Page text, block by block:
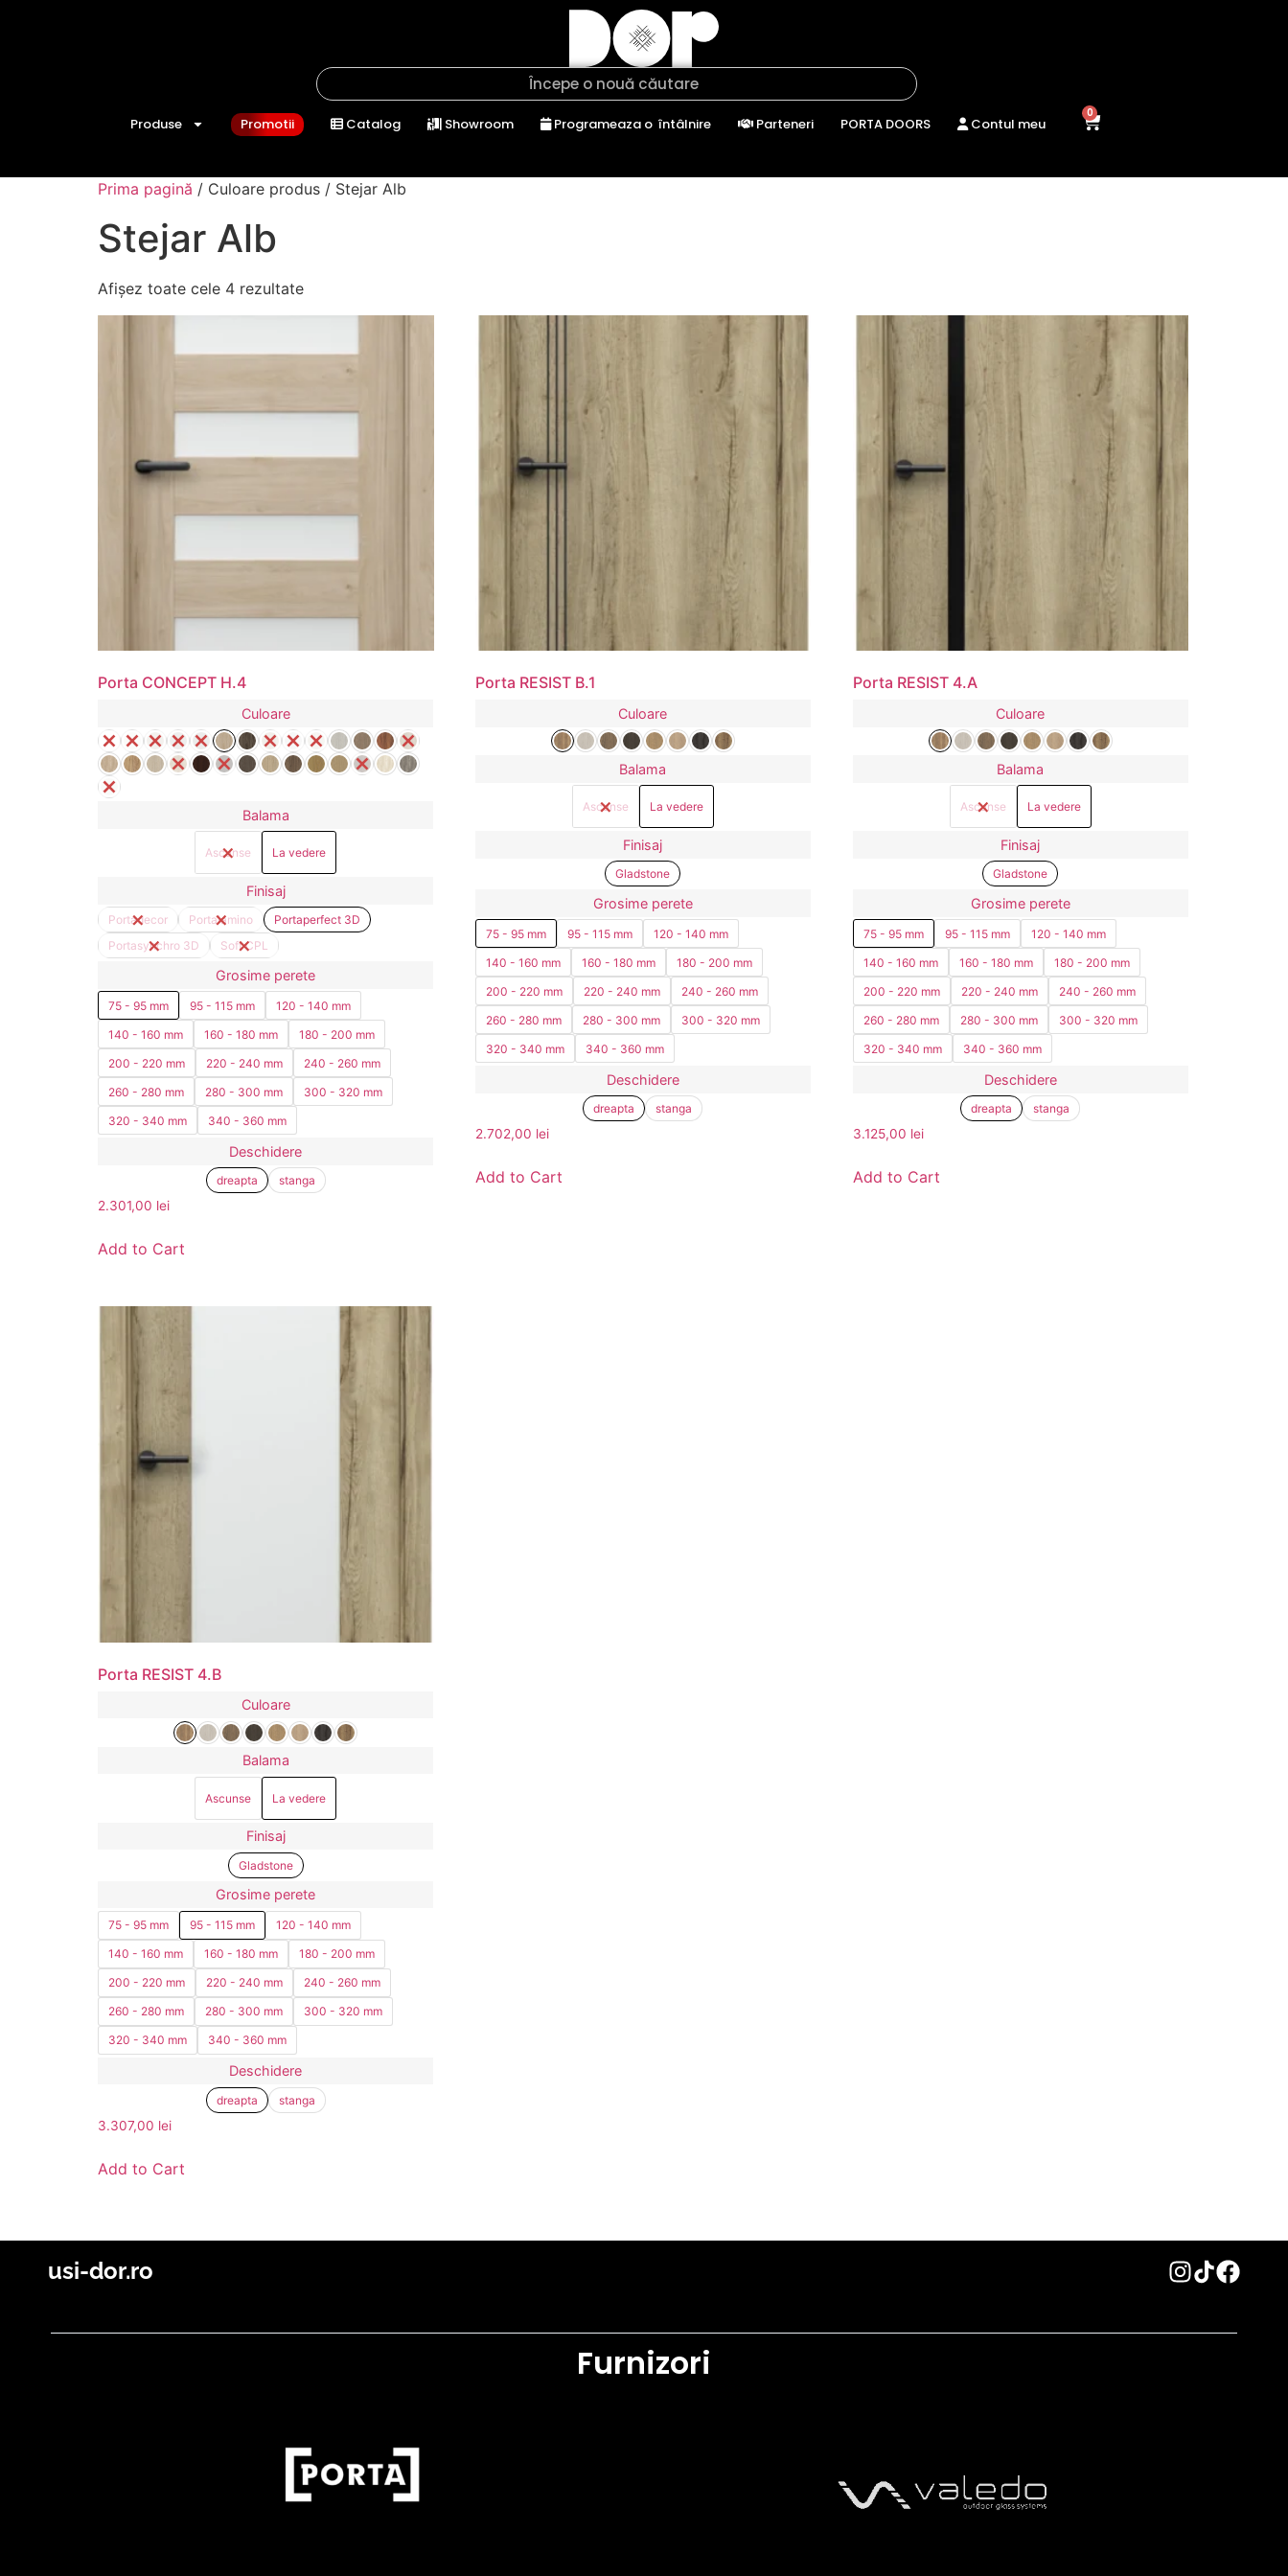
Produse Promotii Catalog Showroom Programeaza o întâlnire Parteneri PORTA DOORS Contul meu
0
Prima pagină / Culoare produs / Stejar Alb
Stejar Alb
Afișez toate cele 4 rezultate
Porta CONCEPT H.4
Culoare
Balama
Ascunse La vedere
Finisaj
Portadecor Portalamino
Portaperfect 3D
Portasynchro 3D
Soft CPL
Grosime perete
75 - 95 mm 95 - 115 mm
120 - 140 mm
140 - 160 mm
160 - 180 mm
180 - 200 mm
200 - 220 mm
220 - 240 mm
240 - 260 mm
260 - 280 mm
280 - 300 mm
300 - 320 mm
320 - 340 mm
340 - 360 mm
Deschidere
dreapta stanga
2.301,00 lei
Add to Cart
Porta RESIST B.1
Culoare
Balama
Ascunse La vedere
Finisaj
Gladstone
Grosime perete
75 - 95 mm 95 - 115 mm
120 - 140 mm
140 - 160 mm
160 - 180 mm
180 - 200 mm
200 - 220 mm
220 - 240 mm
240 - 260 mm
260 - 280 mm
280 - 300 mm
300 - 320 mm
320 - 340 mm
340 - 360 mm
Deschidere
dreapta stanga
2.702,00 lei
Add to Cart
Porta RESIST 4.A
Culoare
Balama
Ascunse La vedere
Finisaj
Gladstone
Grosime perete
75 - 95 mm 95 - 115 mm
120 - 140 mm
140 - 160 mm
160 - 180 mm
180 - 200 mm
200 - 220 mm
220 - 240 mm
240 - 260 mm
260 - 280 mm
280 - 300 mm
300 - 320 mm
320 - 340 mm
340 - 360 mm
Deschidere
dreapta stanga
3.125,00 lei
Add to Cart
Porta RESIST 4.B
Culoare
Balama
Ascunse La vedere
Finisaj
Gladstone
Grosime perete
75 - 95 mm 95 - 115 mm
120 - 140 mm
140 - 160 mm
160 - 180 mm
180 - 200 mm
200 - 220 mm
220 - 240 mm
240 - 260 mm
260 - 280 mm
280 - 300 mm
300 - 320 mm
320 - 340 mm
340 - 360 mm
Deschidere
dreapta stanga
3.307,00 lei
Add to Cart
usi-dor.ro
Furnizori